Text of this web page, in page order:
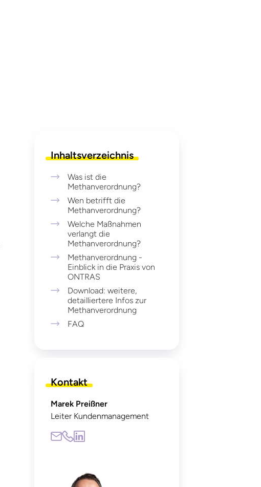
Inhaltsverzeichnis
Was ist die
Methanverordnung?
Wen betrifft die
Methanverordnung?
Welche Maßnahmen
verlangt die
Methanverordnung?
Methanverordnung -
Einblick in die Praxis von
ONTRAS
Download: weitere,
detailliertere Infos zur
Methanverordnung
FAQ
Kontakt
Marek Preißner
Leiter Kundenmanagement